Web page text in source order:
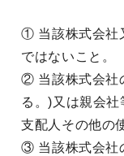
① 当該株式会社
ではないこと。
② 当該株式会社
る。)又は親会
支配人その他の
③ 当該株式会社